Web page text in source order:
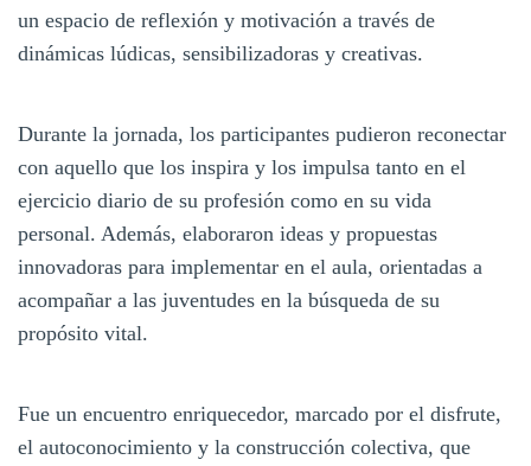
un espacio de reflexión y motivación a través de
dinámicas lúdicas, sensibilizadoras y creativas.
Durante la jornada, los participantes pudieron reconectar
con aquello que los inspira y los impulsa tanto en el
ejercicio diario de su profesión como en su vida
personal. Además, elaboraron ideas y propuestas
innovadoras para implementar en el aula, orientadas a
acompañar a las juventudes en la búsqueda de su
propósito vital.
Fue un encuentro enriquecedor, marcado por el disfrute,
el autoconocimiento y la construcción colectiva, que